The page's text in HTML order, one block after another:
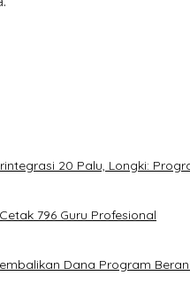
20 Palu, Longki:
796 Guru Profesional
Dana Program